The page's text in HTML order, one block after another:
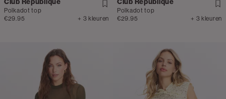
Polkadot top
€29.95
+ 3 kleuren
Polkadot top
€29.95
+ 3 kleuren